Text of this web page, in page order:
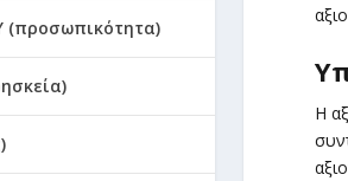
Η
(προσωπικότητα)